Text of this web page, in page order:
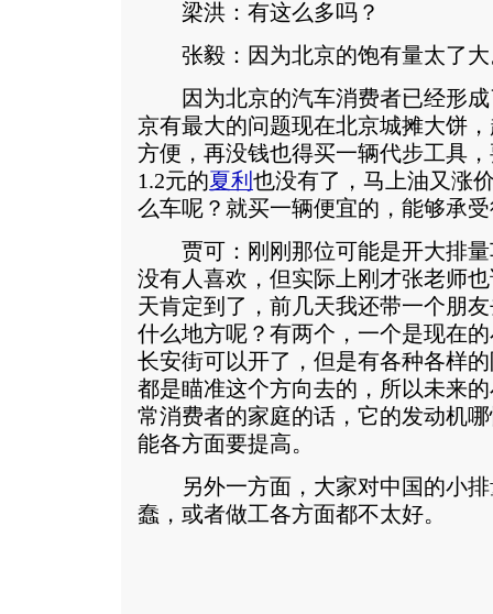
梁洪：有这么多吗？
张毅：因为北京的饱有量太了大
因为北京的汽车消费者已经形成
京有最大的问题现在北京城摊大饼
方便，再没钱也得买一辆代步工具
1.2元的夏利 也没有了，马上油又涨
么车呢？就买一辆便宜的，能够承
贾可：刚刚那位可能是开大排量
没有人喜欢，但实际上刚才张老师
天肯定到了，前几天我还带一个朋
什么地方呢？有两个，一个是现在
长安街可以开了，但是有各种各样
都是瞄准这个方向去的，所以未来
常消费者的家庭的话，它的发动机
能各方面要提高。
另外一方面，大家对中国的小排
蠢，或者做工各方面都不太好。